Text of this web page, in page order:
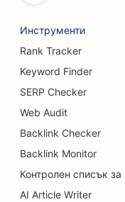
SEO за боулинг
SEO
гърдите
SEO за бюфетни
SEO за магазини
Инструменти
Rank Tracker
Keyword Finder
SERP Checker
Web Audit
Backlink Checker
Backlink Monitor
Контролен списък за
AI Article Writer